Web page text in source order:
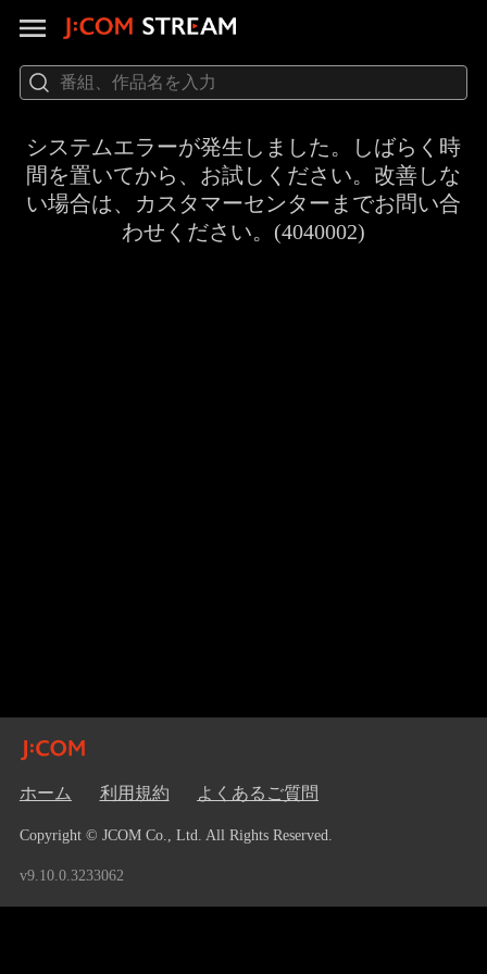
システムエラーが発生しました。しばらく時
間を置いてから、お試しください。改善しな
い場合は、カスタマーセンターまでお問い合
わせください。(4040002)
ホーム 利用規約 よくあるご質問
Copyright © JCOM Co., Ltd. All Rights Reserved.
v9.10.0.3233062